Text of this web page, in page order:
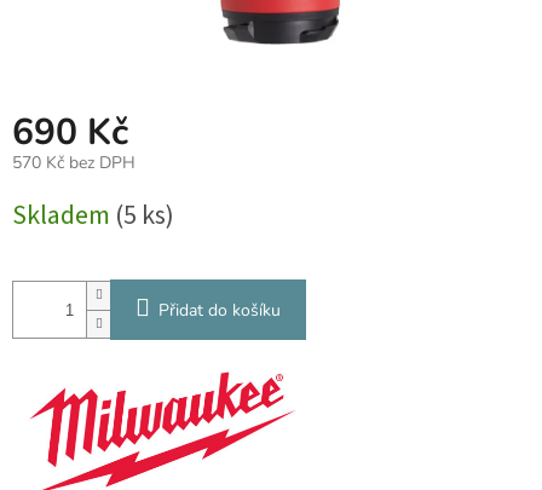
690 Kč
570 Kč bez DPH
cena:
Skladem (5 ks)
Přidat do košíku